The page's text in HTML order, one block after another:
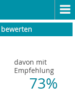
davon mit
Empfehlung
73%